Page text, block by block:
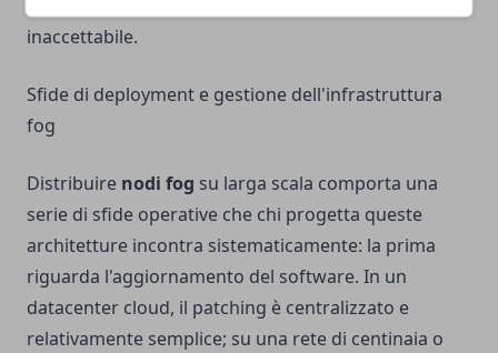
inaccettabile.
Sfide di deployment e gestione dell'infrastruttura
fog
Distribuire nodi fog su larga scala comporta una
serie di sfide operative che chi progetta queste
architetture incontra sistematicamente: la prima
riguarda l'aggiornamento del software. In un
datacenter cloud, il patching è centralizzato e
relativamente semplice; su una rete di centinaia o